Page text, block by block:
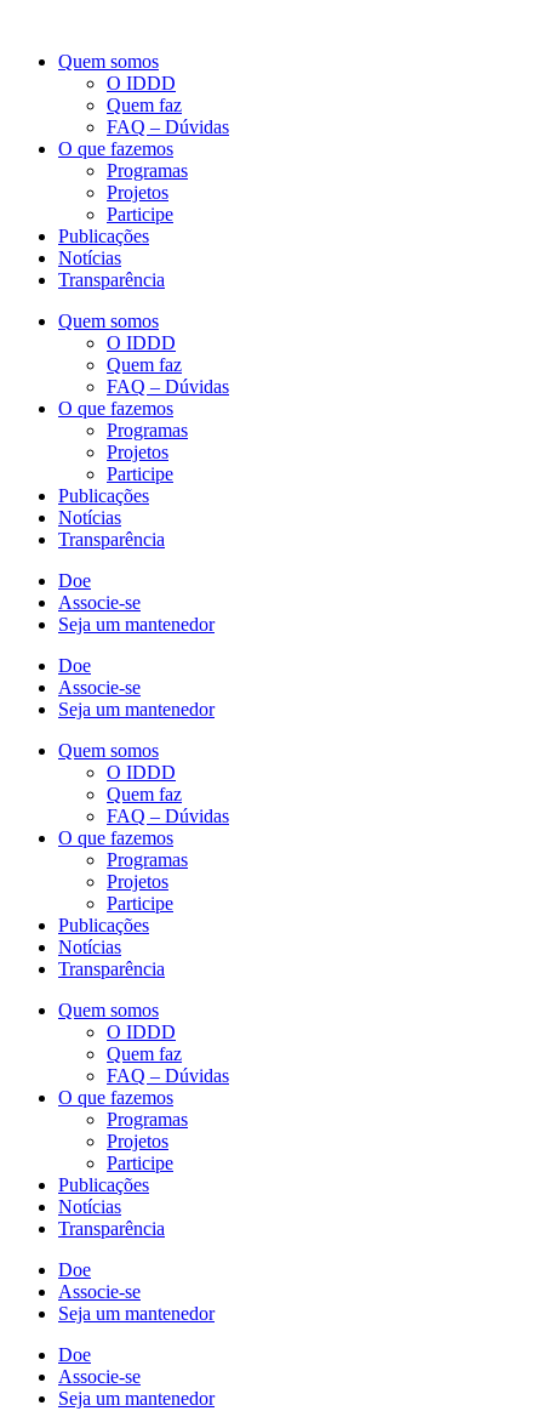
Quem somos
O IDDD
Quem faz
FAQ – Dúvidas
O que fazemos
Programas
Projetos
Participe
Publicações
Notícias
Transparência
Quem somos
O IDDD
Quem faz
FAQ – Dúvidas
O que fazemos
Programas
Projetos
Participe
Publicações
Notícias
Transparência
Doe
Associe-se
Seja um mantenedor
Doe
Associe-se
Seja um mantenedor
Quem somos
O IDDD
Quem faz
FAQ – Dúvidas
O que fazemos
Programas
Projetos
Participe
Publicações
Notícias
Transparência
Quem somos
O IDDD
Quem faz
FAQ – Dúvidas
O que fazemos
Programas
Projetos
Participe
Publicações
Notícias
Transparência
Doe
Associe-se
Seja um mantenedor
Doe
Associe-se
Seja um mantenedor